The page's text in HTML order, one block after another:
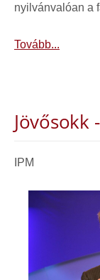
nyilvánvalóan a
Tovább...
Jövősokk
IPM